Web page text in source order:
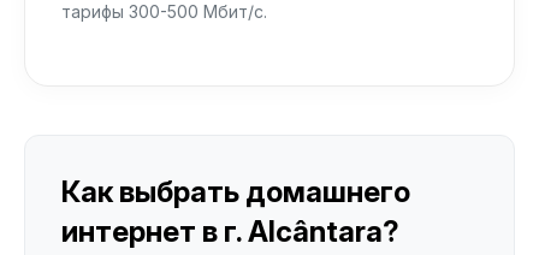
тарифы 300-500 Мбит/с.
Как выбрать домашнего
интернет в г. Alcântara?